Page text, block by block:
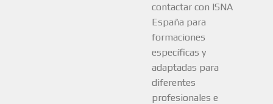
contactar con ISNA
España para
formaciones
específicas y
adaptadas para
diferentes
profesionales e